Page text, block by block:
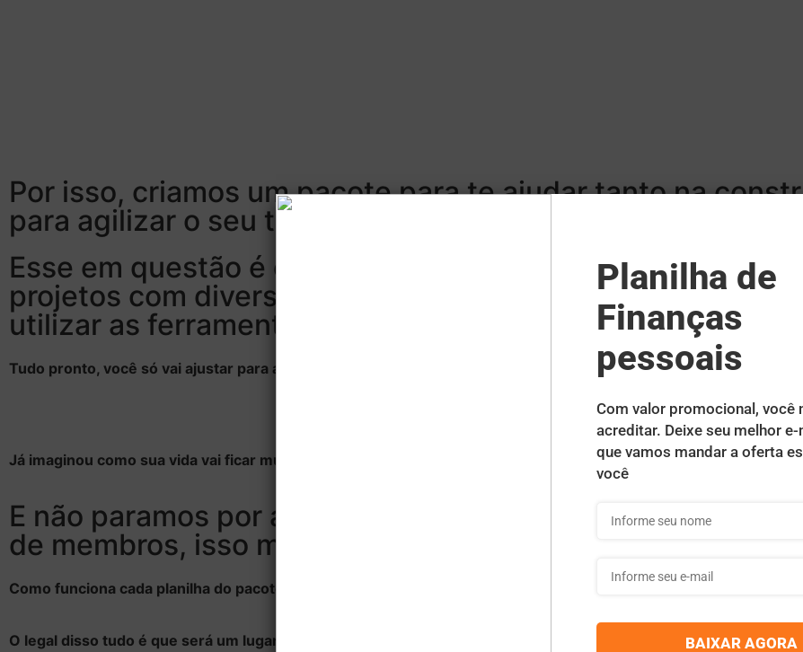
Por isso, criamos um pacote para te ajudar tanto na
para agilizar o seu tempo!
Esse em questão é específico para a área de
projetos com diversas planilhas e Slides, você nem
utilizar as ferramentas que são todas TOTALMENTE
Tudo pronto, você só vai ajustar para a sua realidade de trabalho!
Já imaginou como sua vida vai ficar muito mais pratica depois de todo esse conteúdo ao seu dispor.
E não paramos por aí não, esse pacote é diferenciado,
de membros, isso mesmo, uma área onde eu explico tudo
Como funciona cada planilha do pacote, dicas de como editar certas planilhas e muitos outros.
O legal disso tudo é que será um lugar reservado para o envio de dúvidas e sugestões de melhorias do pacote,